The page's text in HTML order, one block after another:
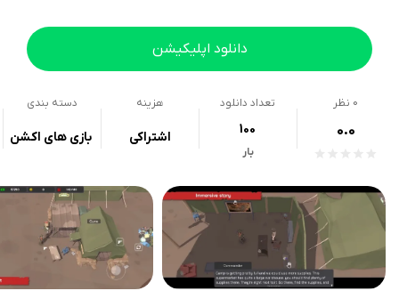
دانلود اپلیکیشن
0 نظر
0.0
تعداد دانلود
100
بار
هزینه
اشتراکی
دسته بندی
بازی های اکشن